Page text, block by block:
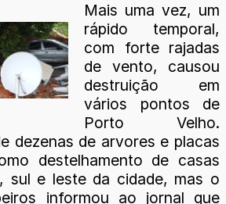
Mais uma vez, um
rápido temporal,
com forte rajadas
de vento, causou
destruição em
vários pontos de
Porto Velho.
dezenas de arvores e placas
destelhamento de casas
sul e leste da cidade, mas o
informou ao jornal que